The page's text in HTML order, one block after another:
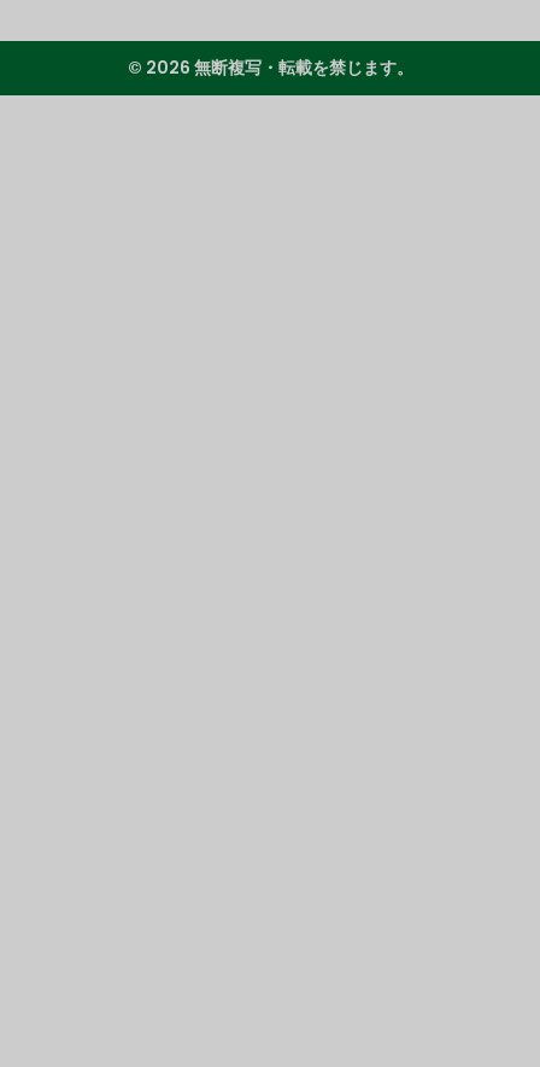
© 2026 無断複写・転載を禁じます。